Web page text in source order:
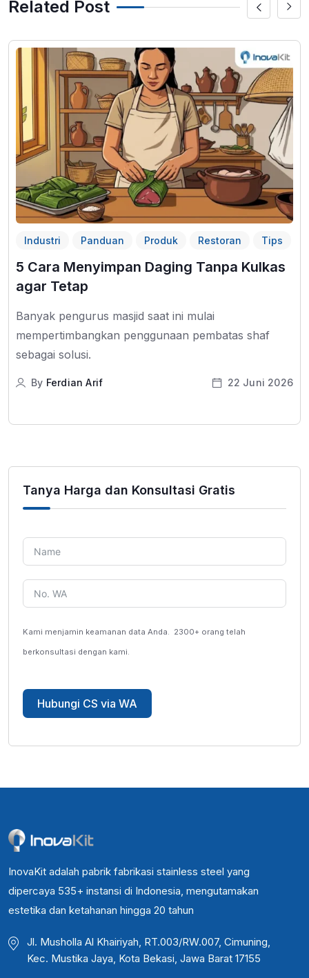
Related Post
Industri Panduan Produk Restoran Tips
5 Cara Menyimpan Daging Tanpa Kulkas
agar Tetap
Banyak pengurus masjid saat ini mulai
mempertimbangkan penggunaan pembatas shaf
sebagai solusi.
By Ferdian Arif 22 Juni 2026
Tanya Harga dan Konsultasi Gratis
Kami menjamin keamanan data Anda. 2300+ orang telah
berkonsultasi dengan kami.
Hubungi CS via WA
InovaKit adalah pabrik fabrikasi stainless steel yang
dipercaya 535+ instansi di Indonesia, mengutamakan
estetika dan ketahanan hingga 20 tahun
Jl. Musholla Al Khairiyah, RT.003/RW.007, Cimuning,
Kec. Mustika Jaya, Kota Bekasi, Jawa Barat 17155